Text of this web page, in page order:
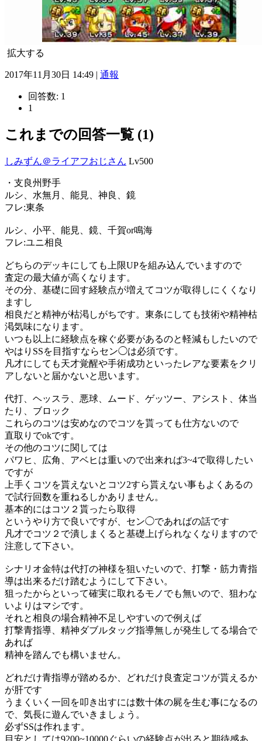
拡大する
2017年11月30日 14:49 | 通報
回答数: 1
1
これまでの回答一覧 (1)
しみずん＠ライアフおじさん Lv500
・支良州野手
ルシ、水無月、能見、神良、鏡
フレ:東条
ルシ、小平、能見、鏡、千賀or鳴海
フレ:ユニ相良
どちらのデッキにしても上限UPを組み込んでいますので
査定の最大値が高くなります。
その分、基礎に回す経験点が増えてコツが取得しにくくなり
ますし
相良だと精神が枯渇しがちです。東条にしても技術や精神枯
渇気味になります。
いつも以上に経験点を稼ぐ必要があるのと軽減もしたいので
やはりSSを目指すならセン◯は必須です。
凡才にしても天才覚醒や手術成功といったレアな要素をクリ
アしないと届かないと思います。
代打、ヘッスラ、悪球、ムード、ゲッツー、アシスト、体当
たり、ブロック
これらのコツは安めなのでコツを貰っても仕方ないので
直取りでokです。
その他のコツに関しては
パワヒ、広角、アベヒは重いので出来れば3~4で取得したい
ですが
上手くコツを貰えないとコツ2すら貰えない事もよくあるの
で試行回数を重ねるしかありません。
基本的にはコツ２貰ったら取得
というやり方で良いですが、セン◯であればの話です
凡才でコツ２で潰しまくると基礎上げられなくなりますので
注意して下さい。
シナリオ金特は代打の神様を狙いたいので、打撃・筋力青指
導は出来るだけ踏むようにして下さい。
狙ったからといって確実に取れるモノでも無いので、狙わな
いよりはマシです。
それと相良の場合精神不足しやすいので例えば
打撃青指導、精神ダブルタッグ指導無しが発生してる場合で
あれば
精神を踏んでも構いません。
どれだけ青指導が踏めるか、どれだけ良査定コツが貰えるか
が肝です
うまくいく一回を叩き出すには数十体の屍を生む事になるの
で、気長に遊んでいきましょう。
必ずSSは作れます。
目安としては9200~10000ぐらいの経験点が出ると期待感あ